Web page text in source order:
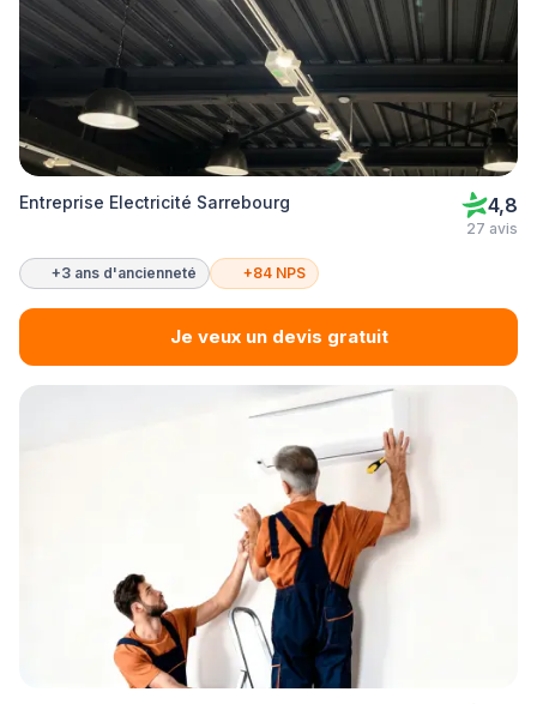
Entreprise Electricité Sarrebourg 4,8
27 avis
+3 ans d'ancienneté +84 NPS
Je veux un devis gratuit